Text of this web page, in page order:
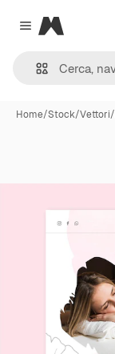
Close menu
Magnific
Home/Stock/Vettori/